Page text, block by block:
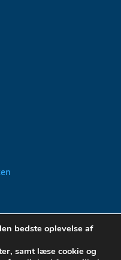
CLASSIC
DIN
I
bedste oplevelse af
samt læse cookie og